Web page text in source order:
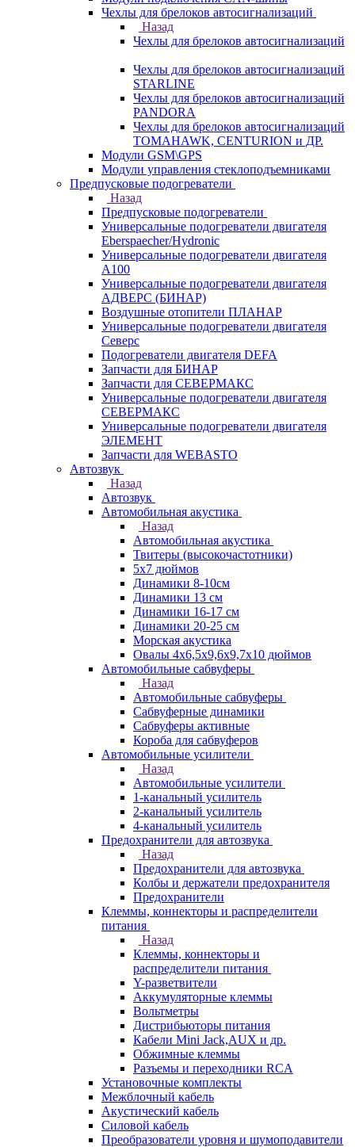
Чехлы для брелоков автосигнализаций
Назад
Чехлы для брелоков автосигнализаций
Чехлы для брелоков автосигнализаций
STARLINE
Чехлы для брелоков автосигнализаций
PANDORA
Чехлы для брелоков автосигнализаций
TOMAHAWK, CENTURION и ДР.
Модули GSM\GPS
Модули управления стеклоподъемниками
Предпусковые подогреватели
Назад
Предпусковые подогреватели
Универсальные подогреватели двигателя
Eberspaecher/Hydronic
Универсальные подогреватели двигателя
A100
Универсальные подогреватели двигателя
АДВЕРС (БИНАР)
Воздушные отопители ПЛАНАР
Универсальные подогреватели двигателя
Северс
Подогреватели двигателя DEFA
Запчасти для БИНАР
Запчасти для СЕВЕРМАКС
Универсальные подогреватели двигателя
СЕВЕРМАКС
Универсальные подогреватели двигателя
ЭЛЕМЕНТ
Запчасти для WEBASTO
Автозвук
Назад
Автозвук
Автомобильная акустика
Назад
Автомобильная акустика
Твитеры (высокочастотники)
5x7 дюймов
Динамики 8-10см
Динамики 13 см
Динамики 16-17 см
Динамики 20-25 см
Морская акустика
Овалы 4х6,5х9,6x9,7х10 дюймов
Автомобильные сабвуферы
Назад
Автомобильные сабвуферы
Сабвуферные динамики
Сабвуферы активные
Короба для сабвуферов
Автомобильные усилители
Назад
Автомобильные усилители
1-канальный усилитель
2-канальный усилитель
4-канальный усилитель
Предохранители для автозвука
Назад
Предохранители для автозвука
Колбы и держатели предохранителя
Предохранители
Клеммы, коннекторы и распределители
питания
Назад
Клеммы, коннекторы и
распределители питания
Y-разветвители
Аккумуляторные клеммы
Вольтметры
Дистрибьюторы питания
Кабели Mini Jack,AUX и др.
Обжимные клеммы
Разъемы и переходники RCA
Установочные комплекты
Межблочный кабель
Акустический кабель
Силовой кабель
Преобразователи уровня и шумоподавители